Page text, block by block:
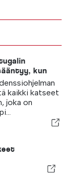
kun
kaikki katseet
joka on